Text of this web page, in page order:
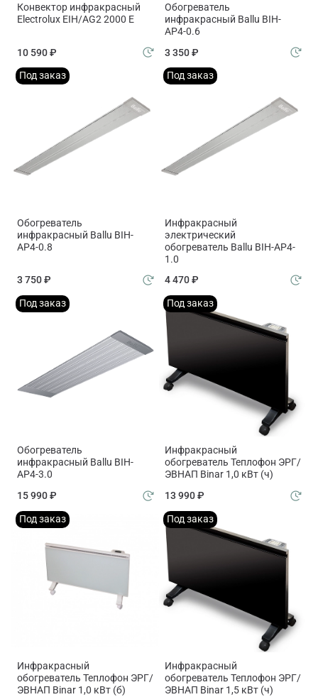
Конвектор инфракрасный
Electrolux EIH/AG2 2000 E
10 590 ₽
Обогреватель
инфракрасный Ballu BIH-
AP4-0.6
3 350 ₽
Под заказ
Обогреватель
инфракрасный Ballu BIH-
AP4-0.8
3 750 ₽
Под заказ
Инфракрасный
электрический
обогреватель Ballu BIH-AP4-
1.0
4 470 ₽
Под заказ
Обогреватель
инфракрасный Ballu BIH-
AP4-3.0
15 990 ₽
Под заказ
Инфракрасный
обогреватель Теплофон ЭРГ/
ЭВНАП Binar 1,0 кВт (ч)
13 990 ₽
Под заказ
Инфракрасный
обогреватель Теплофон ЭРГ/
ЭВНАП Binar 1,0 кВт (б)
Под заказ
Инфракрасный
обогреватель Теплофон ЭРГ/
ЭВНАП Binar 1,5 кВт (ч)